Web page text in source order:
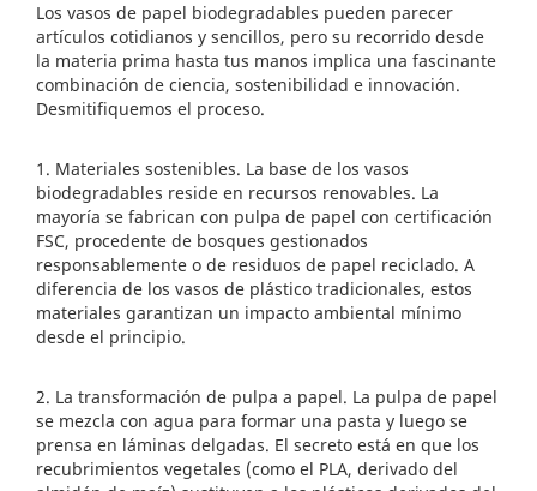
Los vasos de papel biodegradables pueden parecer
artículos cotidianos y sencillos, pero su recorrido desde
la materia prima hasta tus manos implica una fascinante
combinación de ciencia, sostenibilidad e innovación.
Desmitifiquemos el proceso.
1. Materiales sostenibles. La base de los vasos
biodegradables reside en recursos renovables. La
mayoría se fabrican con pulpa de papel con certificación
FSC, procedente de bosques gestionados
responsablemente o de residuos de papel reciclado. A
diferencia de los vasos de plástico tradicionales, estos
materiales garantizan un impacto ambiental mínimo
desde el principio.
2. La transformación de pulpa a papel. La pulpa de papel
se mezcla con agua para formar una pasta y luego se
prensa en láminas delgadas. El secreto está en que los
recubrimientos vegetales (como el PLA, derivado del